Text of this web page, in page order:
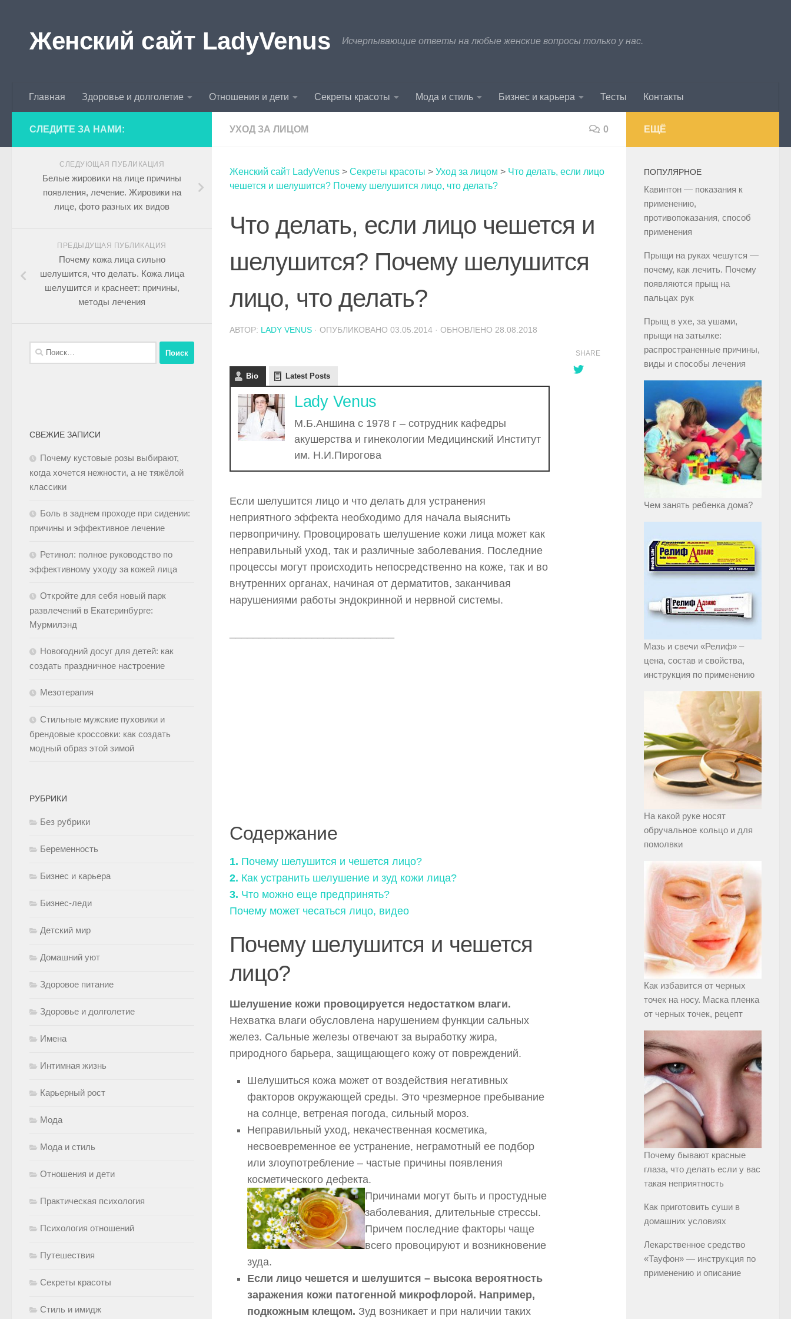
Женский сайт LadyVenus Исчерпывающие ответы на любые женские вопросы только у нас.
Главная Здоровье и долголетие Отношения и дети Секреты красоты Мода и стиль Бизнес и карьера Тесты Контакты
УХОД ЗА ЛИЦОМ 0
Женский сайт LadyVenus > Секреты красоты > Уход за лицом > Что делать, если лицо
чешется и шелушится? Почему шелушится лицо, что делать?
Что делать, если лицо чешется и
шелушится? Почему шелушится
лицо, что делать?
АВТОР: LADY VENUS · ОПУБЛИКОВАНО 03.05.2014 · ОБНОВЛЕНО 28.08.2018
Bio Latest Posts
Lady Venus
М.Б.Аншина с 1978 г – сотрудник кафедры
акушерства и гинекологии Медицинский Институт
им. Н.И.Пирогова
Если шелушится лицо и что делать для устранения
неприятного эффекта необходимо для начала выяснить
первопричину. Провоцировать шелушение кожи лица может как
неправильный уход, так и различные заболевания. Последние
процессы могут происходить непосредственно на коже, так и во
внутренних органах, начиная от дерматитов, заканчивая
нарушениями работы эндокринной и нервной системы.
Содержание
1. Почему шелушится и чешется лицо?
2. Как устранить шелушение и зуд кожи лица?
3. Что можно еще предпринять?
Почему может чесаться лицо, видео
Почему шелушится и чешется
лицо?
Шелушение кожи провоцируется недостатком влаги.
Нехватка влаги обусловлена нарушением функции сальных
желез. Сальные железы отвечают за выработку жира,
природного барьера, защищающего кожу от повреждений.
Шелушиться кожа может от воздействия негативных
факторов окружающей среды. Это чрезмерное пребывание
на солнце, ветреная погода, сильный мороз.
Неправильный уход, некачественная косметика,
несвоевременное ее устранение, неграмотный ее подбор
или злоупотребление – частые причины появления
косметического дефекта.
Причинами могут быть и простудные
заболевания, длительные стрессы.
Причем последние факторы чаще
всего провоцируют и возникновение
зуда.
Если лицо чешется и шелушится – высока вероятность
заражения кожи патогенной микрофлорой. Например,
подкожным клещом. Зуд возникает и при наличии таких
SHARE
СЛЕДИТЕ ЗА НАМИ:
СЛЕДУЮЩАЯ ПУБЛИКАЦИЯ
Белые жировики на лице причины
появления, лечение. Жировики на
лице, фото разных их видов
ПРЕДЫДУЩАЯ ПУБЛИКАЦИЯ
Почему кожа лица сильно
шелушится, что делать. Кожа лица
шелушится и краснеет: причины,
методы лечения
СВЕЖИЕ ЗАПИСИ
Почему кустовые розы выбирают,
когда хочется нежности, а не тяжёлой
классики
Боль в заднем проходе при сидении:
причины и эффективное лечение
Ретинол: полное руководство по
эффективному уходу за кожей лица
Откройте для себя новый парк
развлечений в Екатеринбурге:
Мурмилэнд
Новогодний досуг для детей: как
создать праздничное настроение
Мезотерапия
Стильные мужские пуховики и
брендовые кроссовки: как создать
модный образ этой зимой
РУБРИКИ
Без рубрики
Беременность
Бизнес и карьера
Бизнес-леди
Детский мир
Домашний уют
Здоровое питание
Здоровье и долголетие
Имена
Интимная жизнь
Карьерный рост
Мода
Мода и стиль
Отношения и дети
Практическая психология
Психология отношений
Путешествия
Секреты красоты
Стиль и имидж
ЕЩЁ
ПОПУЛЯРНОЕ
Кавинтон — показания к
применению,
противопоказания, способ
применения
Прыщи на руках чешутся —
почему, как лечить. Почему
появляются прыщ на
пальцах рук
Прыщ в ухе, за ушами,
прыщи на затылке:
распространенные причины,
виды и способы лечения
Чем занять ребенка дома?
Мазь и свечи «Релиф» –
цена, состав и свойства,
инструкция по применению
На какой руке носят
обручальное кольцо и для
помолвки
Как избавится от черных
точек на носу. Маска пленка
от черных точек, рецепт
Почему бывают красные
глаза, что делать если у вас
такая неприятность
Как приготовить суши в
домашних условиях
Лекарственное средство
«Тауфон» — инструкция по
применению и описание